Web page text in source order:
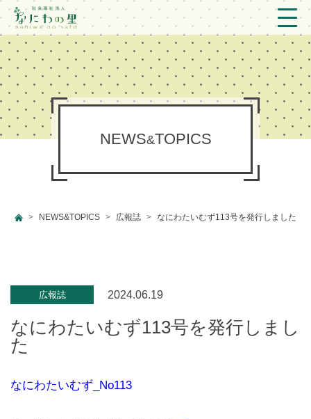
トップ
法人概要/アクセス
こども/相談支援
新着情報
プライバシーポリシー
NEWS&TOPICS
NEWS&TOPICS 広報誌 なにわたいむず113号を発行しました
広報誌 2024.06.19
なにわたいむず113号を発行しまし
た
なにわたいむず_No113